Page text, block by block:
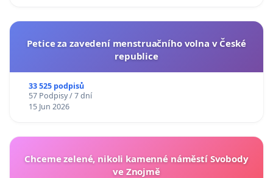
Petice za zavedení menstruačního volna v České
republice
33 525 podpisů
57 Podpisy / 7 dní
15 Jun 2026
Chceme zelené, nikoli kamenné náměstí Svobody
ve Znojmě